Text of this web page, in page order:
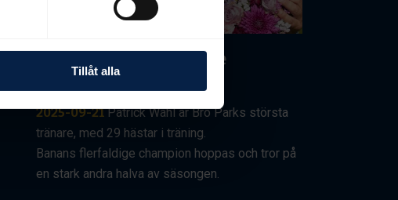
Tillåt alla
Wahl mot sitt sjunde
2025-09-21 Patrick Wahl är Bro Parks största
tränare, med 29 hästar i träning.
Banans flerfaldige champion hoppas och tror på
en stark andra halva av säsongen.